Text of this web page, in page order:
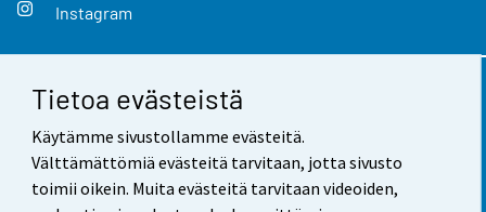
Tietoa evästeistä
Käytämme sivustollamme evästeitä.
Välttämättömiä evästeitä tarvitaan, jotta sivusto
toimii oikein. Muita evästeitä tarvitaan videoiden,
Instagram
Yhteystiedot
Palaute
Käyttöehdot